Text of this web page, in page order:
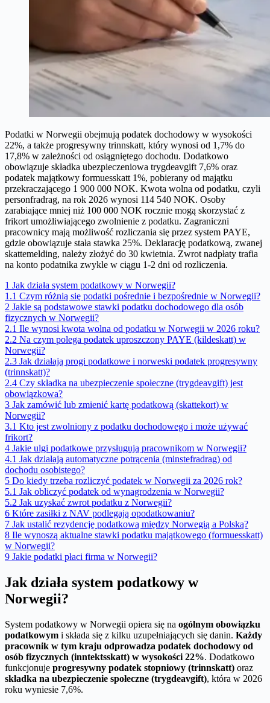
Podatki w Norwegii obejmują podatek dochodowy w wysokości
22%, a także progresywny trinnskatt, który wynosi od 1,7% do
17,8% w zależności od osiągniętego dochodu. Dodatkowo
obowiązuje składka ubezpieczeniowa trygdeavgift 7,6% oraz
podatek majątkowy formuesskatt 1%, pobierany od majątku
przekraczającego 1 900 000 NOK. Kwota wolna od podatku, czyli
personfradrag, na rok 2026 wynosi 114 540 NOK. Osoby
zarabiające mniej niż 100 000 NOK rocznie mogą skorzystać z
frikort umożliwiającego zwolnienie z podatku. Zagraniczni
pracownicy mają możliwość rozliczania się przez system PAYE,
gdzie obowiązuje stała stawka 25%. Deklarację podatkową, zwanej
skattemelding, należy złożyć do 30 kwietnia. Zwrot nadpłaty trafia
na konto podatnika zwykle w ciągu 1-2 dni od rozliczenia.
1 Jak działa system podatkowy w Norwegii?
1.1 Czym różnią się podatki pośrednie i bezpośrednie w Norwegii?
2 Jakie są podstawowe stawki podatku dochodowego dla osób
fizycznych w Norwegii?
2.1 Ile wynosi kwota wolna od podatku w Norwegii w 2026 roku?
2.2 Na czym polega podatek uproszczony PAYE (kildeskatt) w
Norwegii?
2.3 Jak działają progi podatkowe i norweski podatek progresywny
(trinnskatt)?
2.4 Czy składka na ubezpieczenie społeczne (trygdeavgift) jest
obowiązkowa?
3 Jak zamówić lub zmienić kartę podatkową (skattekort) w
Norwegii?
3.1 Kto jest zwolniony z podatku dochodowego i może używać
frikort?
4 Jakie ulgi podatkowe przysługują pracownikom w Norwegii?
4.1 Jak działają automatyczne potrącenia (minstefradrag) od
dochodu osobistego?
5 Do kiedy trzeba rozliczyć podatek w Norwegii za 2026 rok?
5.1 Jak obliczyć podatek od wynagrodzenia w Norwegii?
5.2 Jak uzyskać zwrot podatku z Norwegii?
6 Które zasiłki z NAV podlegają opodatkowaniu?
7 Jak ustalić rezydencję podatkową między Norwegią a Polską?
8 Ile wynoszą aktualne stawki podatku majątkowego (formuesskatt)
w Norwegii?
9 Jakie podatki płaci firma w Norwegii?
Jak działa system podatkowy w
Norwegii?
System podatkowy w Norwegii opiera się na ogólnym obowiązku
podatkowym i składa się z kilku uzupełniających się danin. Każdy
pracownik w tym kraju odprowadza podatek dochodowy od
osób fizycznych (inntektsskatt) w wysokości 22%. Dodatkowo
funkcjonuje progresywny podatek stopniowy (trinnskatt) oraz
składka na ubezpieczenie społeczne (trygdeavgift), która w 2026
roku wyniesie 7,6%.